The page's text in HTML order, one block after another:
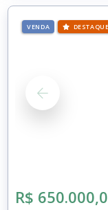
VENDA DESTAQUE
R$